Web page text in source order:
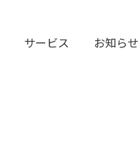
サービス お知らせ